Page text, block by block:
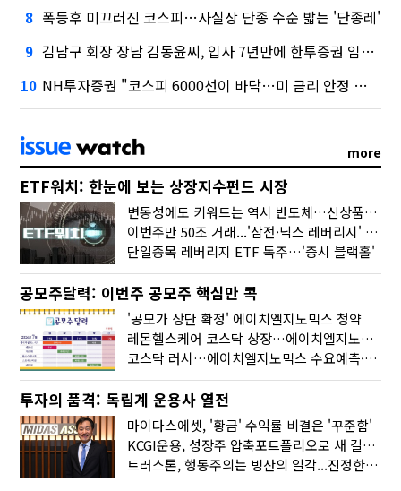
8 폭등후 미끄러진 코스피…사실상 단종 수순 밟는 '단종레'
9 김남구 회장 장남 김동윤씨, 입사 7년만에 한투증권 임원 승진
10 NH투자증권 "코스피 6000선이 바닥…미 금리 안정 후 추가 회복"
more
ETF워치: 한눈에 보는 상장지수펀드 시장
변동성에도 키워드는 역시 반도체…신상품은 우주·방산
이번주만 50조 거래...'삼전·닉스 레버리지' 수익률은 -30%
단일종목 레버리지 ETF 독주…'증시 블랙홀'
공모주달력: 이번주 공모주 핵심만 콕
'공모가 상단 확정' 에이치엘지노믹스 청약
레몬헬스케어 코스닥 상장…에이치엘지노믹스 수요예측
코스닥 러시…에이치엘지노믹스 수요예측·레메디 청약
투자의 품격: 독립계 운용사 열전
마이다스에셋, '황금' 수익률 비결은 '꾸준함'
KCGI운용, 성장주 압축포트폴리오로 새 길을 그리다
트러스톤, 행동주의는 빙산의 일각...진정한 힘은 '주식형 강자'